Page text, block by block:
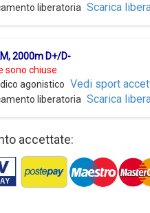
liberatoria Scarica
2000m D+/D-
sono chiuse
agonistico Vedi sport
liberatoria Scarica
accettate: